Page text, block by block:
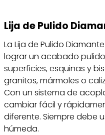
Lija de Pulido
La Lija de Pulido
lograr un acabado
superficies, esquinas y
granitos, mármoles o
Con un sistema de
cambiar fácil y
diferente. Siempre debe
húmeda.